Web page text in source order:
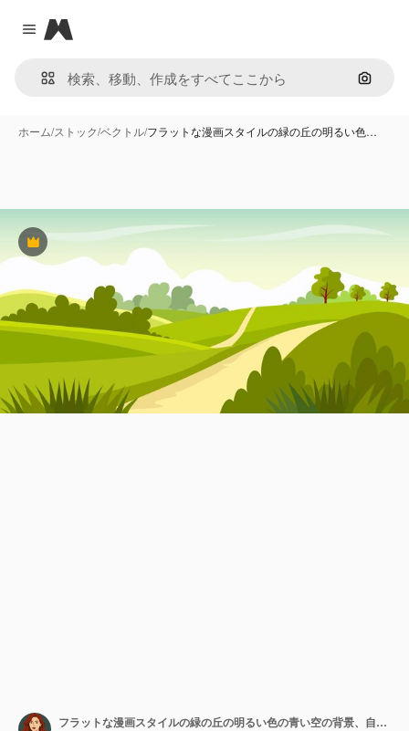
Close menu
Magnific
画像で
ホーム/ストック/ベクトル/フラットな漫画スタイルの緑の丘の明るい色…
Premium
フラットな漫画スタイルの緑の丘の明るい色の青い空の背景、自然の風景